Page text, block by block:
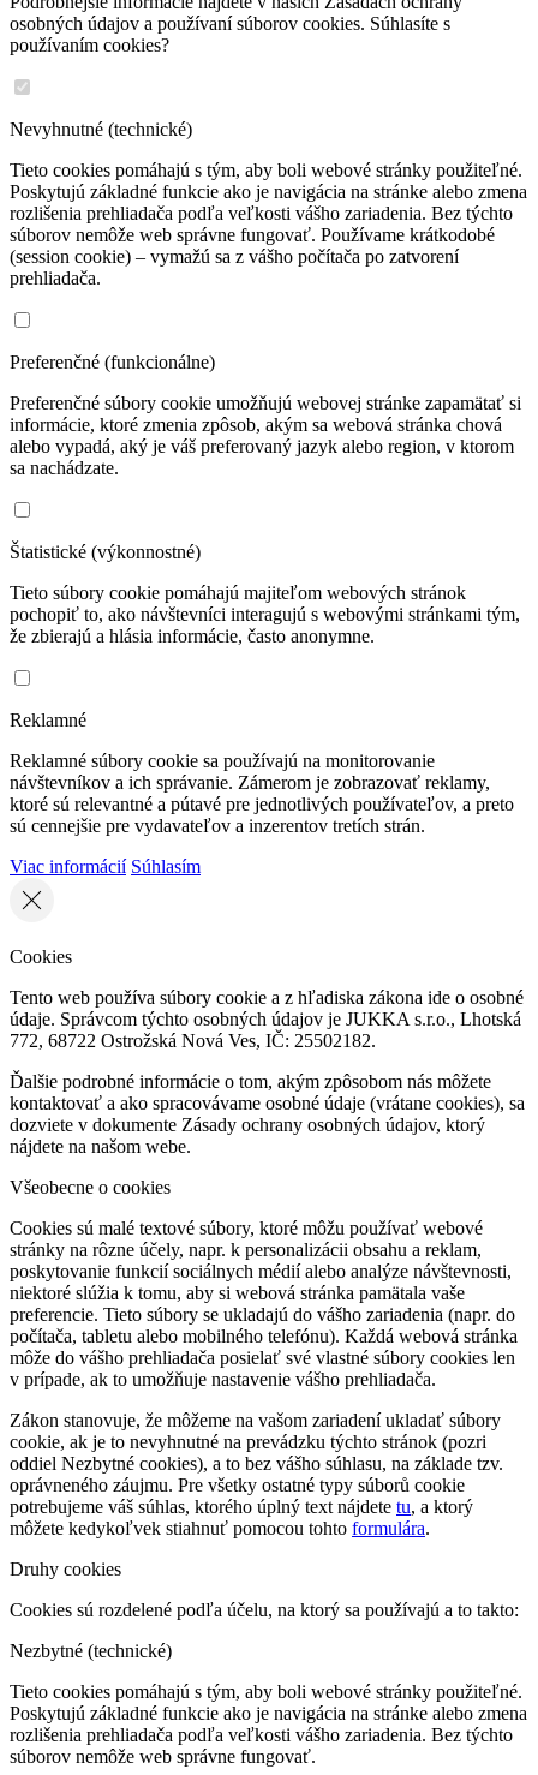
osobných údajov a používaní súborov cookies. Súhlasíte s
používaním cookies?
Nevyhnutné (technické)
Tieto cookies pomáhajú s tým, aby boli webové stránky použiteľné.
Poskytujú základné funkcie ako je navigácia na stránke alebo zmena
rozlišenia prehliadača podľa veľkosti vášho zariadenia. Bez týchto
súborov nemôže web správne fungovať. Používame krátkodobé
(session cookie) – vymažú sa z vášho počítača po zatvorení
prehliadača.
Preferenčné (funkcionálne)
Preferenčné súbory cookie umožňujú webovej stránke zapamätať si
informácie, ktoré zmenia zpôsob, akým sa webová stránka chová
alebo vypadá, aký je váš preferovaný jazyk alebo region, v ktorom
sa nachádzate.
Štatistické (výkonnostné)
Tieto súbory cookie pomáhajú majiteľom webových stránok
pochopiť to, ako návštevníci interagujú s webovými stránkami tým,
že zbierajú a hlásia informácie, často anonymne.
Reklamné
Reklamné súbory cookie sa používajú na monitorovanie
návštevníkov a ich správanie. Zámerom je zobrazovať reklamy,
ktoré sú relevantné a pútavé pre jednotlivých používateľov, a preto
sú cennejšie pre vydavateľov a inzerentov tretích strán.
Viac informácií Súhlasím
Cookies
Tento web používa súbory cookie a z hľadiska zákona ide o osobné
údaje. Správcom týchto osobných údajov je JUKKA s.r.o., Lhotská
772, 68722 Ostrožská Nová Ves, IČ: 25502182.
Ďalšie podrobné informácie o tom, akým zpôsobom nás môžete
kontaktovať a ako spracovávame osobné údaje (vrátane cookies), sa
dozviete v dokumente Zásady ochrany osobných údajov, ktorý
nájdete na našom webe.
Všeobecne o cookies
Cookies sú malé textové súbory, ktoré môžu používať webové
stránky na rôzne účely, napr. k personalizácii obsahu a reklam,
poskytovanie funkcií sociálnych médií alebo analýze návštevnosti,
niektoré slúžia k tomu, aby si webová stránka pamätala vaše
preferencie. Tieto súbory se ukladajú do vášho zariadenia (napr. do
počítača, tabletu alebo mobilného telefónu). Každá webová stránka
môže do vášho prehliadača posielať své vlastné súbory cookies len
v prípade, ak to umožňuje nastavenie vášho prehliadača.
Zákon stanovuje, že môžeme na vašom zariadení ukladať súbory
cookie, ak je to nevyhnutné na prevádzku týchto stránok (pozri
oddiel Nezbytné cookies), a to bez vášho súhlasu, na základe tzv.
oprávneného záujmu. Pre všetky ostatné typy súborů cookie
potrebujeme váš súhlas, ktorého úplný text nájdete tu, a ktorý
môžete kedykoľvek stiahnuť pomocou tohto formulára.
Druhy cookies
Cookies sú rozdelené podľa účelu, na ktorý sa používajú a to takto:
Nezbytné (technické)
Tieto cookies pomáhajú s tým, aby boli webové stránky použiteľné.
Poskytujú základné funkcie ako je navigácia na stránke alebo zmena
rozlišenia prehliadača podľa veľkosti vášho zariadenia. Bez týchto
súborov nemôže web správne fungovať.